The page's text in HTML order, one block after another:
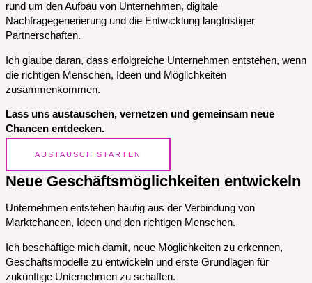
rund um den Aufbau von Unternehmen, digitale
Nachfragegenerierung und die Entwicklung langfristiger
Partnerschaften.
Ich glaube daran, dass erfolgreiche Unternehmen entstehen, wenn
die richtigen Menschen, Ideen und Möglichkeiten
zusammenkommen.
Lass uns austauschen, vernetzen und gemeinsam neue
Chancen entdecken.
AUSTAUSCH STARTEN
Neue Geschäftsmöglichkeiten entwickeln
Unternehmen entstehen häufig aus der Verbindung von
Marktchancen, Ideen und den richtigen Menschen.
Ich beschäftige mich damit, neue Möglichkeiten zu erkennen,
Geschäftsmodelle zu entwickeln und erste Grundlagen für
zukünftige Unternehmen zu schaffen.